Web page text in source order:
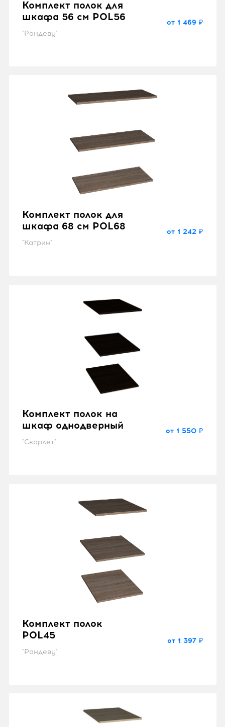
Комплект полок для
шкафа 56 см POL56
"Рандеву"
от 1 469 ₽
Комплект полок для
шкафа 68 см POL68
"Катрин"
от 1 242 ₽
Комплект полок на
шкаф однодверный
"Скарлет"
от 1 550 ₽
Комплект полок
POL45
"Рандеву"
от 1 397 ₽